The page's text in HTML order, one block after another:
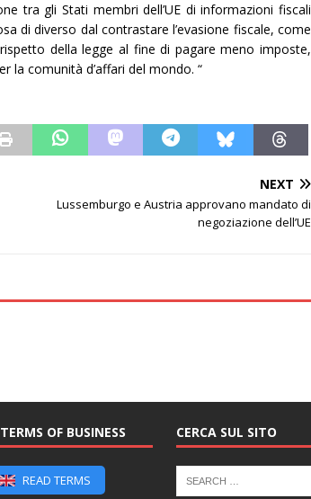
tra gli Stati membri dell’UE di informazioni fiscali
di diverso dal contrastare l’evasione fiscale, come
della legge al fine di pagare meno imposte,
la comunità d’affari del mondo. “
NEXT
Lussemburgo e Austria approvano mandato di
negoziazione dell’UE
OF BUSINESS
READ TERMS
CERCA SUL SITO